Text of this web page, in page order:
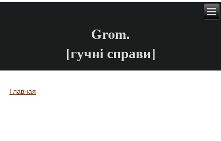
Grom.
[гучні справи]
Вы здесь
Главная